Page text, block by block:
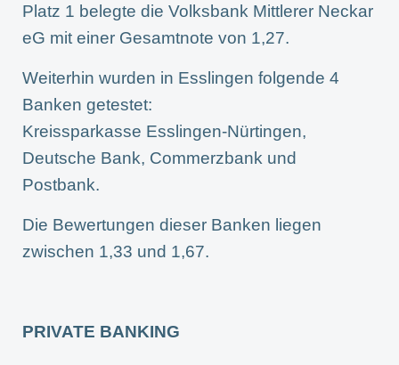
Platz 1 belegte die Volksbank Mittlerer Neckar
eG mit einer Gesamtnote von 1,27.
Weiterhin wurden in Esslingen folgende 4
Banken getestet:
Kreissparkasse Esslingen-Nürtingen,
Deutsche Bank, Commerzbank und
Postbank.
Die Bewertungen dieser Banken liegen
zwischen 1,33 und 1,67.
PRIVATE BANKING